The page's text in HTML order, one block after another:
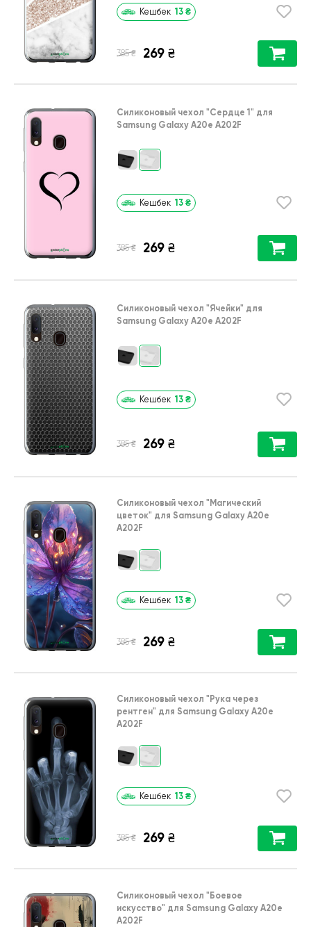
Кешбек 13 ₴
385 ₴ 269 ₴
Силиконовый чехол "Сердце 1" для
Samsung Galaxy A20e A202F
Кешбек 13 ₴
385 ₴ 269 ₴
Силиконовый чехол "Ячейки" для
Samsung Galaxy A20e A202F
Кешбек 13 ₴
385 ₴ 269 ₴
Силиконовый чехол "Магический
цветок" для Samsung Galaxy A20e
A202F
Кешбек 13 ₴
385 ₴ 269 ₴
Силиконовый чехол "Рука через
рентген" для Samsung Galaxy A20e
A202F
Кешбек 13 ₴
385 ₴ 269 ₴
Силиконовый чехол "Боевое
искусство" для Samsung Galaxy A20e
A202F